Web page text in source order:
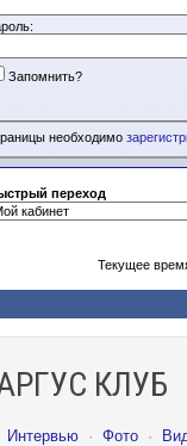
Запомнить?
необходимо
переход
Текущее
КЛУБ
Интервью · Фото ·